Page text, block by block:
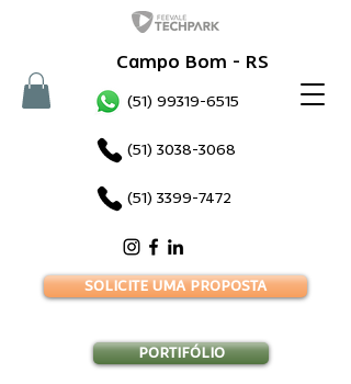
Campo Bom - RS
(51) 99319-6515
(51) 3038-3068
(51) 3399-7472
SOLICITE UMA PROPOSTA
PORTIFÓLIO